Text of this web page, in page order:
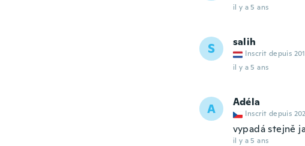
il y a 5 ans
S salih
Inscrit depuis
il y a 5 ans
A Adéla
Inscrit depuis
vypadá stejně
il y a 5 ans